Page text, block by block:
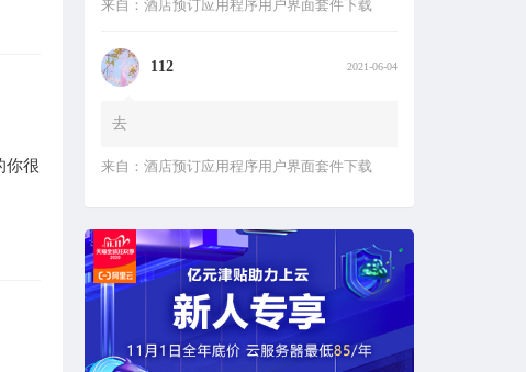
你很
去
来自：
测试评论后查看隐藏内容。
来自：古腾堡区块，短代码演示
~ 2020-09-19